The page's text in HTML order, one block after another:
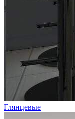
Глянцевые